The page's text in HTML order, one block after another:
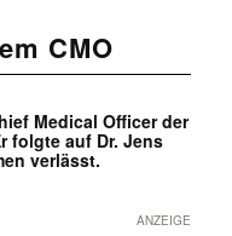
CMO
Medical Officer der
folgte auf Dr. Jens
verlässt.
ANZEIGE